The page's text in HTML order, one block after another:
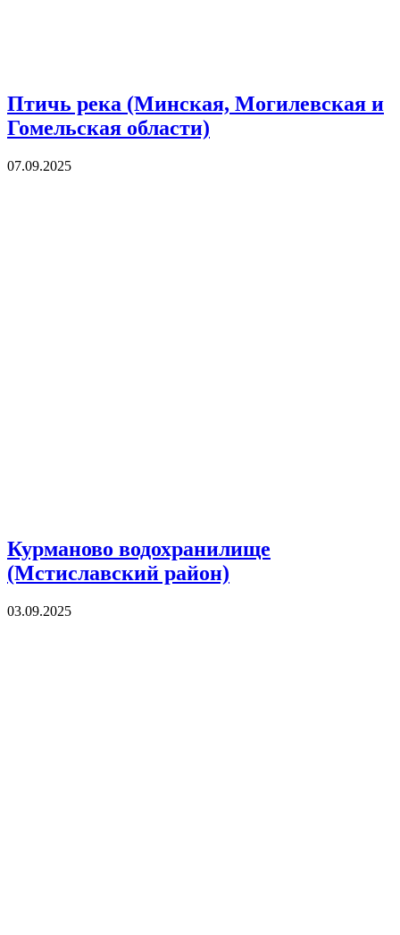
Птичь река (Минская, Могилевская и
Гомельская области)
07.09.2025
Курманово водохранилище
(Мстиславский район)
03.09.2025